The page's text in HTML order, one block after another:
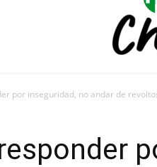
por inseguridad, no andar de